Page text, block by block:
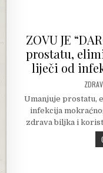
ZOVU JE
prostatu,
liječi od
Umanjuje prostatu,
infekcija
zdrava biljka i